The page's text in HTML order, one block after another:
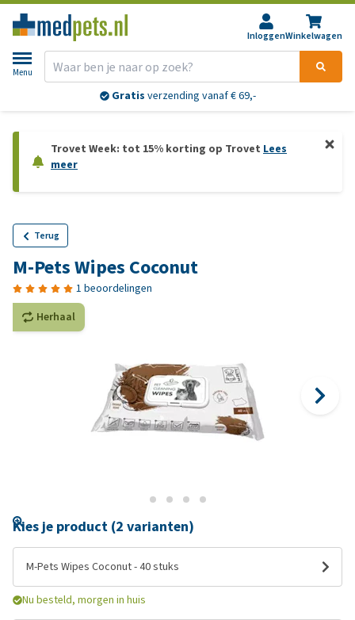
InloggenWinkelwagen
Menu
Gratis verzending vanaf € 69,-
Trovet Week: tot 15% korting op Trovet Lees
meer
Terug
M-Pets Wipes Coconut
1 beoordelingen
Herhaal
Kies je product (2 varianten)
M-Pets Wipes Coconut - 40 stuks
Nu besteld, morgen in huis